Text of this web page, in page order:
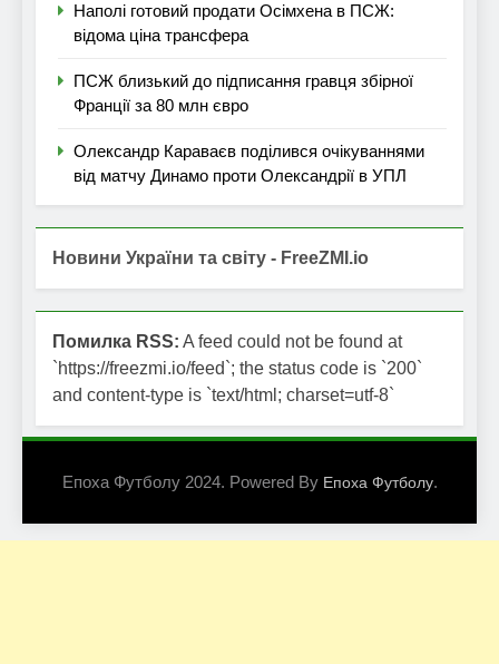
Наполі готовий продати Осімхена в ПСЖ:
відома ціна трансфера
ПСЖ близький до підписання гравця збірної
Франції за 80 млн євро
Олександр Караваєв поділився очікуваннями
від матчу Динамо проти Олександрії в УПЛ
Новини України та світу - FreeZMI.io
Помилка RSS: A feed could not be found at
`https://freezmi.io/feed`; the status code is `200`
and content-type is `text/html; charset=utf-8`
Епоха Футболу 2024. Powered By Епоха Футболу.